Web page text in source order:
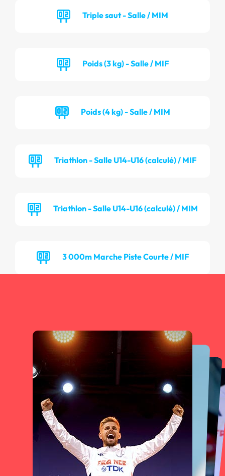
Triple saut - Salle / MIM
Poids (3 kg) - Salle / MIF
Poids (4 kg) - Salle / MIM
Triathlon - Salle U14-U16 (calculé) / MIF
Triathlon - Salle U14-U16 (calculé) / MIM
3 000m Marche Piste Courte / MIF